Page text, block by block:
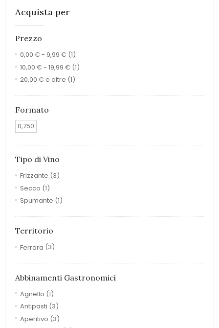
Acquista per
Prezzo
0,00 € - 9,99 € (1)
10,00 € - 19,99 € (1)
20,00 € e oltre (1)
Formato
0,750
Tipo di Vino
Frizzante (3)
Secco (1)
Spumante (1)
Territorio
Ferrara (3)
Abbinamenti Gastronomici
Agnello (1)
Antipasti (3)
Aperitivo (3)